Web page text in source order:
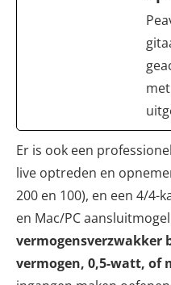
Er is ook een
live optreden en
200 en 100), en een 4/4-
en Mac/PC
vermogensverzwakker
vermogen, 0,5-watt, of